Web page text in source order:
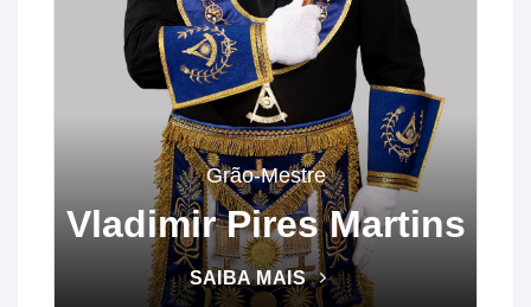
Grão-Mestre
Vladimir Pires Martins
SAIBA MAIS